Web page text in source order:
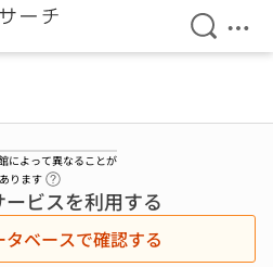
検索を
メ
によって異なることが
あります
ビスを利用する
ベースで確認する